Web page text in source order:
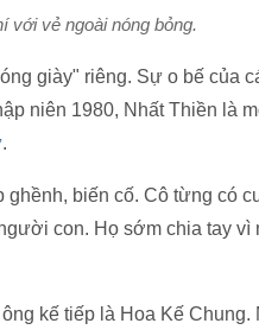
với vẻ ngoài nóng bỏng.
giày" riêng. Sự o bế của
niên 1980, Nhất Thiền là
.
biến cố. Cô từng có
con. Họ sớm chia tay vì
kế tiếp là Hoa Kế